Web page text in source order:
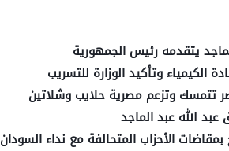
يتقدمه رئيس الجمهورية
الكيمياء وتأكيد الوزارة للتسريب
تتمسك وتزعم مصرية حلايب وشلاتين
الله عبد الماجد
الأحزاب المتحالفة مع نداء السودان